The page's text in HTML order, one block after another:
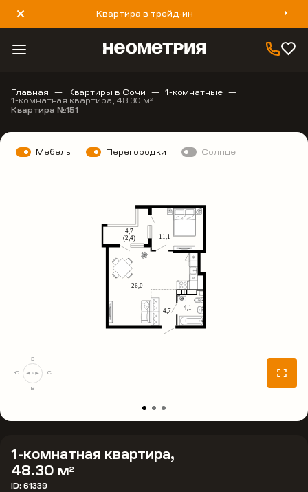
Квартира в трейд-ин
8 800 777 40 93
Главная Квартиры в Сочи 1-комнатные
1-комнатная квартира, 48.30 м2
Квартира №151
1-комнатная квартира,
48.30 м2
ID: 61339
Мебель Перегородки Солнце
С
В
Ю
З